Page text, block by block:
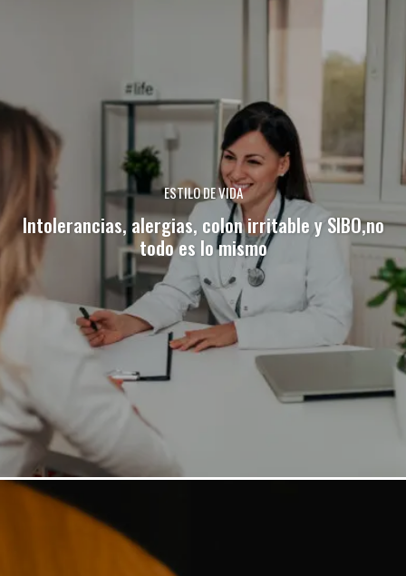
ESTILO DE VIDA
Intolerancias, alergias, colon irritable y SIBO,no
todo es lo mismo